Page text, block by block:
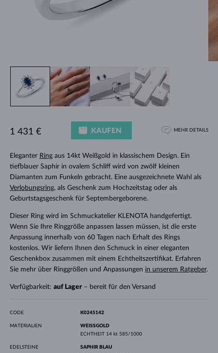
Eleganter Ringaus 14kt Weißgold in klassischem Design. Ein
tiefblauer Saphir in ovalem Schliff wird von zwölf kleinen
Diamanten zum Funkeln gebracht. Eine ausgezeichnete Wahl als
Verlobungsring, als Geschenk zum Hochzeitstag oder als
Geburtstagsgeschenk für Septembergeborene.
Dieser Ring wird im Schmuckatelier KLENOTA handgefertigt.
Wenn Sie Ihre Ringgröße anpassen lassen müssen, ist die erste
Anpassung innerhalb von 60 Tagen nach Erhalt des Rings
kostenlos. Wir liefern Ihnen den Schmuck in einer eleganten
Geschenkbox zusammen mit einem Echtheitszertifikat. Erfahren
Sie mehr über Ringgrößen und Anpassungen in unserem Ratgeber.
Verfügbarkeit: auf Lager– bereit für den Versand
1 431 € KAUFEN MEHR DETAILS
CODE K0245142
MATERIALIEN
WEISSGOLD
ECHTHEIT 14 kt 585/1000
EDELSTEINE
SAPHIR BLAU